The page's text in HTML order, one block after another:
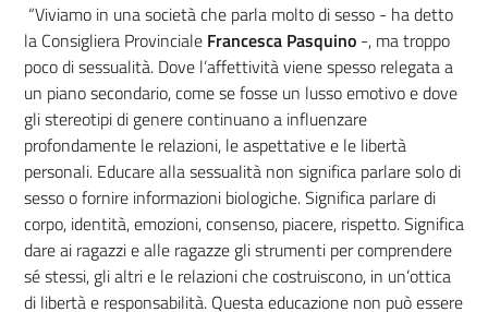
“Viviamo in una società che parla molto di sesso - ha detto
la Consigliera Provinciale Francesca Pasquino -, ma troppo
poco di sessualità. Dove l’affettività viene spesso relegata a
un piano secondario, come se fosse un lusso emotivo e dove
gli stereotipi di genere continuano a influenzare
profondamente le relazioni, le aspettative e le libertà
personali. Educare alla sessualità non significa parlare solo di
sesso o fornire informazioni biologiche. Significa parlare di
corpo, identità, emozioni, consenso, piacere, rispetto. Significa
dare ai ragazzi e alle ragazze gli strumenti per comprendere
sé stessi, gli altri e le relazioni che costruiscono, in un’ottica
di libertà e responsabilità. Questa educazione non può essere